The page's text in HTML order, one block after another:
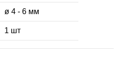
ø 4 - 6 мм
1 шт